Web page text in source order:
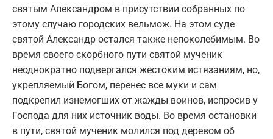
святым Александром в присутствии собранных по
этому случаю городских вельмож. На этом суде
святой Александр остался также непоколебимым. Во
время своего скорбного пути святой мученик
неоднократно подвергался жестоким истязаниям, но,
укрепляемый Богом, перенес все муки и сам
подкрепил изнемогших от жажды воинов, испросив у
Господа для них источник воды. Во время остановки
в пути, святой мученик молился под деревом об